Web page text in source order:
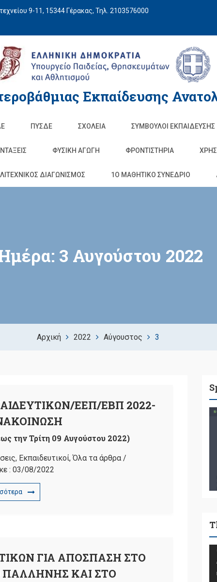
9-11, 15344 Γέρακας, Τηλ. 2103576000
Εκπαίδευσης
ΠΥΣΔΕ ΣΧΟΛΕΊΑ ΣΥΜΒΟΥΛΟΙ ΕΚΠΑΙΔΕΥΣΗΣ
ΦΥΣΙΚΉ ΑΓΩΓΉ ΦΡΟΝΤΙΣΤΉΡΙΑ
ΔΙΑΓΩΝΙΣΜΟΣ 1O ΜΑΘΗΤΙΚΟ ΣΥΝΕΔΡΙΟ
3 Αυγούστου 2022
Αρχική 2022 Αύγουστος 3
ΕΕΠ/ΕΒΠ 2022-
την Τρίτη 09 Αυγούστου 2022)
, Εκπαιδευτικοί,Όλα τα άρθρα/
: 03/08/2022
ΓΙΑ ΑΠΟΣΠΑΣΗ ΣΤΟ
ΠΑΛΛΗΝΗΣ ΚΑΙ ΣΤΟ